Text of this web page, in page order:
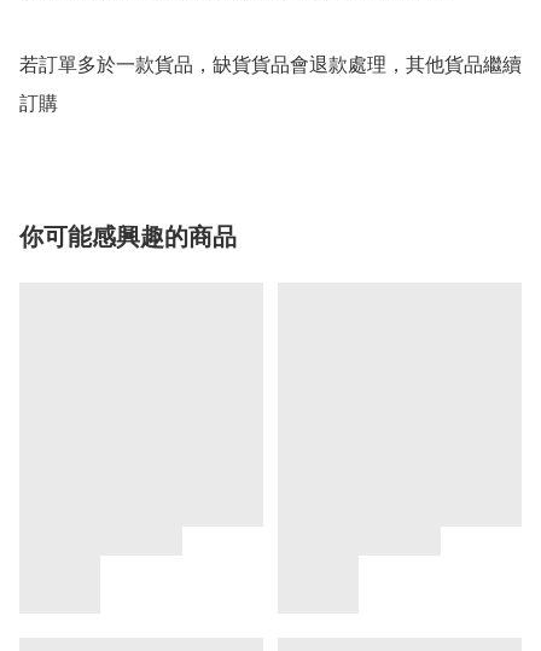
若訂單多於一款貨品，缺貨貨品會退款處理，其他貨品繼續
你可能感興趣的商品